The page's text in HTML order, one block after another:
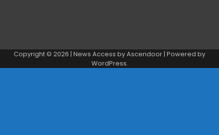
Copyright © 2026 | News Access byAscendoor | Powered by
WordPress.